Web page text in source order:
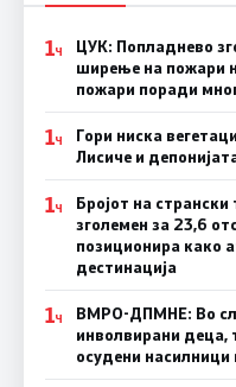
1Ч
ЦУК: Попладнево
ширење на пожари
пожари поради
1Ч
Гори ниска
Лисиче и
1Ч
Бројот на
зголемен за 23,6
позиционира како
дестинација
1Ч
ВМРО-ДПМНЕ: Во
инволвирани деца,
осудени